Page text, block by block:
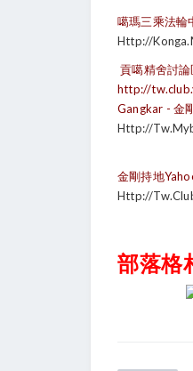
噶瑪三乘法輪
Http://
貢噶精舍討論
http://
Gangkar - 金
Http://
金剛持地
Http://
部落格
香巴噶舉